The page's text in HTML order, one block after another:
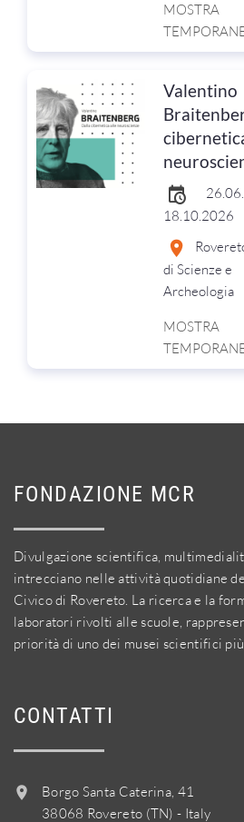
MOSTRA
Valentino
18.10.2026
di Scienze e
Archeologia
MOSTRA
FONDAZIONE MCR
Divulgazione scientifica,
intrecciano nelle attività quotidiane
Civico di Rovereto. La ricerca e la
laboratori rivolti alle scuole,
priorità di uno dei musei scientifici
CONTATTI
Borgo Santa Caterina, 41
38068 Rovereto (TN) - Italy